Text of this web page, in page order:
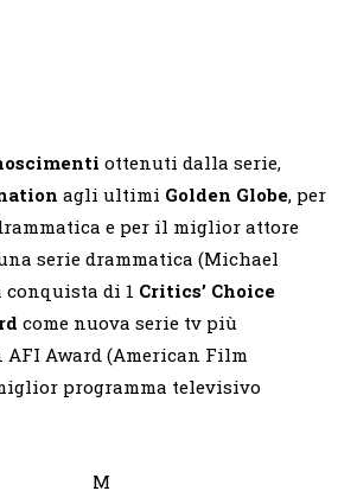
ottenuti dalla serie,
agli ultimi Golden Globe, per
e per il miglior attore
serie drammatica (Michael
conquista di 1 Critics’ Choice
come nuova serie tv più
AFI Award (American Film
programma televisivo